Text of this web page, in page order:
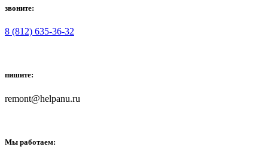
звоните:
8 (812) 635-36-32
пишите:
remont@helpanu.ru
Мы работаем: